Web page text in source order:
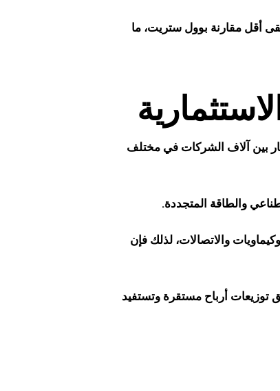
أقل مقارنة بوول ستريت، ما
بين آلاف الشركات في مختلف
والطاقة المتجددة.
والاتصالات، لذلك فإن
أرباح مستقرة وتستفيد